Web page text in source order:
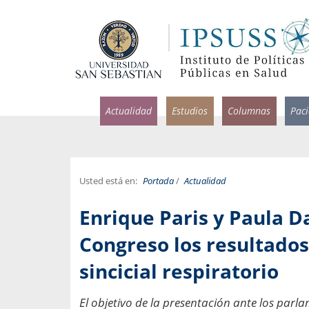
Actualidad Estudios Columnas
Usted está en: Portada/ Actualidad
Enrique Paris y Paula
Congreso los
sincicial respiratorio
El objetivo de la presentación ante los
médicas y
por incapacidad
Infectólogo y profesor
Medicina, Universidad
Pandemias del
una enfermedad